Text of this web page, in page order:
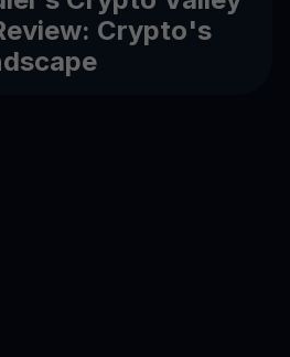
Crypto's